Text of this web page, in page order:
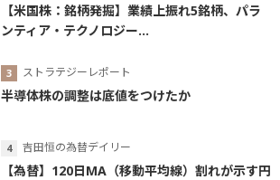
【米国株：銘柄発掘】業績上振れ5銘柄、パラ
ンティア・テクノロジー...
ストラテジーレポート
半導体株の調整は底値をつけたか
吉田恒の為替デイリー
【為替】120日MA（移動平均線）割れが示す円